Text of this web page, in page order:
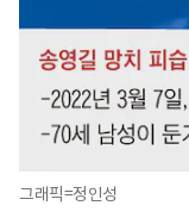
그래픽=정인성